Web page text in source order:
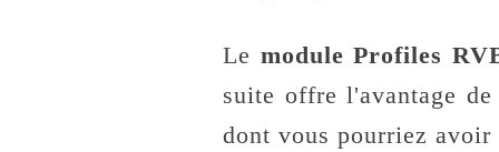
Le module Profiles
suite offre l'avantage
dont vous pourriez avoir